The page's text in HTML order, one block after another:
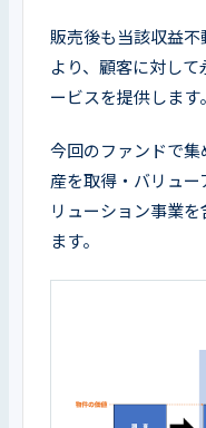
販売後も当該収益
より、顧客に対し
ービスを提供します。
今回のファンドで
産を取得・バリュ
リューション事業
ます。